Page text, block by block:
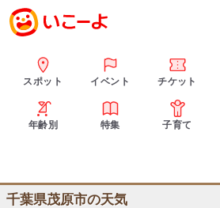
スポット イベント チケット
年齢別 特集 子育て
千葉県茂原市の天気